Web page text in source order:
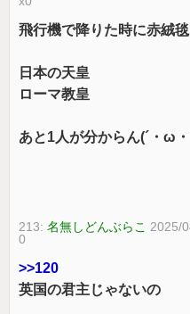
飛行機で降りた時に赤絨
日本の天皇
ローマ教皇
あと1人が分からん(´・ω
213:名無しどんぶらこ 2025/
0
>>120
英国の君主じゃないの